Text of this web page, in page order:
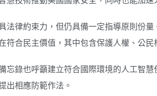
法律約束力，但仍具備一定指導原則份
符合民主價值，其中包含保護人權、公
忘錄也呼籲建立符合國際環境的人工智
出相應防範作法。